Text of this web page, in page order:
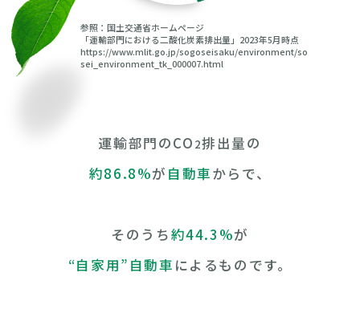
運輸部門のCO 2排出量の
約86.8%が 自動車からで、
そのうち約44.3%が
“自家用”自動車 によるものです。
参照：国土交通省ホームページ
「運輸部門における二酸化炭素排出量」2023年5月時点
https://www.mlit.go.jp/sogoseisaku/environment/so
sei_environment_tk_000007.html